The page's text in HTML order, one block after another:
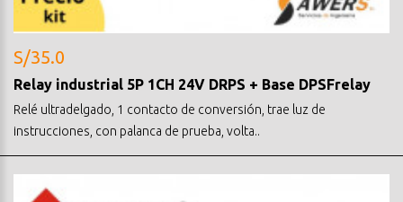
S/35.0
Relay industrial 5P 1CH 24V DRPS + Base DPSFrelay
Relé ultradelgado, 1 contacto de conversión, trae luz de
instrucciones, con palanca de prueba, volta..